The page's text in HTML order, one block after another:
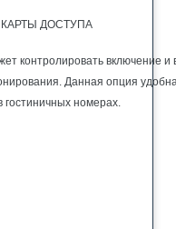
ДОСТУПА
контролировать включение и
Данная опция
номерах.